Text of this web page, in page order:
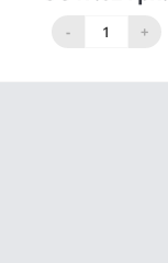
- +
Купити